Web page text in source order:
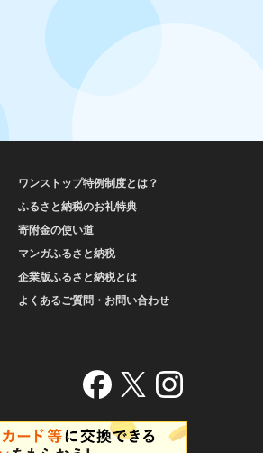
ワンストップ特例制度とは？
ふるさと納税のお礼特典
寄附金の使い道
マンガふるさと納税
企業版ふるさと納税とは
よくあるご質問・お問い合わせ